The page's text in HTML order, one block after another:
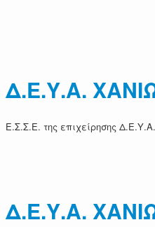
Δ.Ε.Υ.Α.
Ε.Σ.Σ.Ε. της επιχείρησης
Δ.Ε.Υ.Α.